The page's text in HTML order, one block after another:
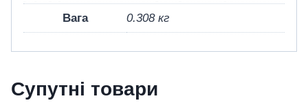
Вага 0.308 кг
Супутні товари